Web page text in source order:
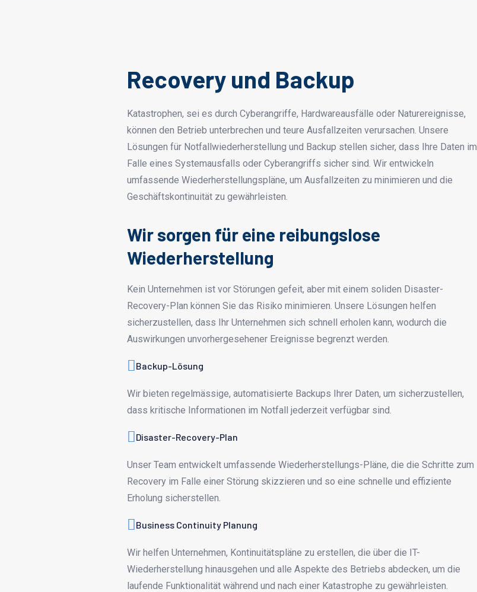
Recovery und Backup
Katastrophen, sei es durch Cyberangriffe, Hardwareausfälle oder Naturereignisse,
können den Betrieb unterbrechen und teure Ausfallzeiten verursachen. Unsere
Lösungen für Notfallwiederherstellung und Backup stellen sicher, dass Ihre Daten im
Falle eines Systemausfalls oder Cyberangriffs sicher sind. Wir entwickeln
umfassende Wiederherstellungspläne, um Ausfallzeiten zu minimieren und die
Geschäftskontinuität zu gewährleisten.
Wir sorgen für eine reibungslose
Wiederherstellung
Kein Unternehmen ist vor Störungen gefeit, aber mit einem soliden Disaster-
Recovery-Plan können Sie das Risiko minimieren. Unsere Lösungen helfen
sicherzustellen, dass Ihr Unternehmen sich schnell erholen kann, wodurch die
Auswirkungen unvorhergesehener Ereignisse begrenzt werden.
Backup-Lösung
Wir bieten regelmässige, automatisierte Backups Ihrer Daten, um sicherzustellen,
dass kritische Informationen im Notfall jederzeit verfügbar sind.
Disaster-Recovery-Plan
Unser Team entwickelt umfassende Wiederherstellungs-Pläne, die die Schritte zum
Recovery im Falle einer Störung skizzieren und so eine schnelle und effiziente
Erholung sicherstellen.
Business Continuity Planung
Wir helfen Unternehmen, Kontinuitätspläne zu erstellen, die über die IT-
Wiederherstellung hinausgehen und alle Aspekte des Betriebs abdecken, um die
laufende Funktionalität während und nach einer Katastrophe zu gewährleisten.